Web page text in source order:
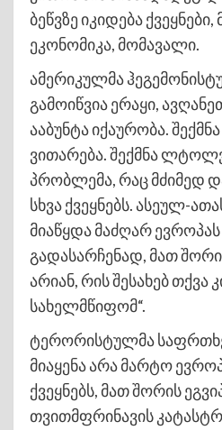
ბეწვზე იკიდება
ეკონომიკა, მომავალი.
ამერიკულმა
გამოიწვია ერაყი,
ააბუნტა იქაურობა.
ვითარება. შექმნა
პრობლემა, რაც მძიმედ
სხვა ქვეყნებს. ასეულ-
მიაწყდა მაძღარ
გადასარჩენად, მათ
არიან, რის შესახებ თქვა
სახელმწიფომ“.
ტერორისტულმა
მიაყენა არა მარტო
ქვეყნებს, მათ შორის
თვითმფრინავის